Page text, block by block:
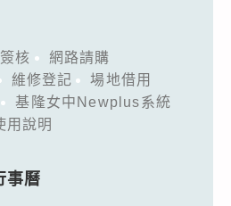
核
網路請購
維修登記
場地借用
基隆女中Newplus系統
用說明
事曆